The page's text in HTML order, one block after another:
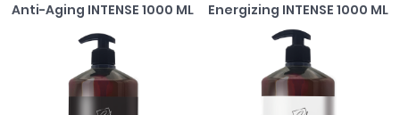
Anti-Aging INTENSE 1000 ML Energizing INTENSE 1000 ML